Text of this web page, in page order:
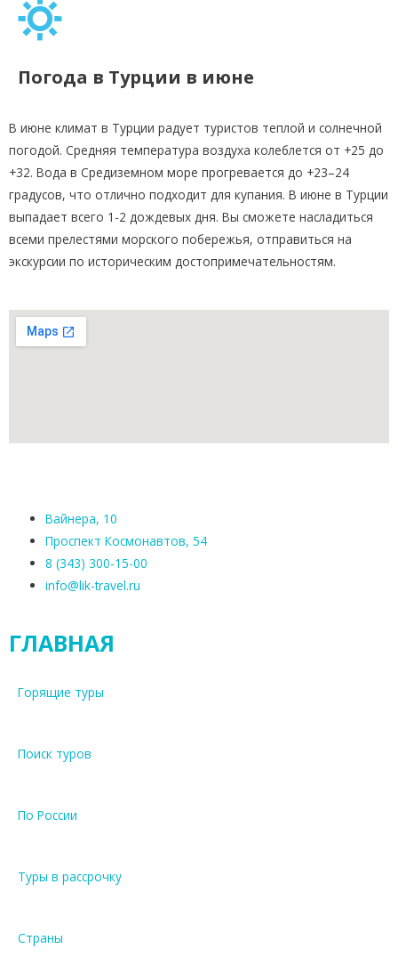
Погода в Турции в июне
В июне климат в Турции радует туристов теплой и солнечной
погодой. Средняя температура воздуха колеблется от +25 до
+32. Вода в Средиземном море прогревается до +23–24
градусов, что отлично подходит для купания. В июне в Турции
выпадает всего 1-2 дождевых дня. Вы сможете насладиться
всеми прелестями морского побережья, отправиться на
экскурсии по историческим достопримечательностям.
Вайнера, 10
Проспект Космонавтов, 54
8 (343) 300-15-00
info@lik-travel.ru
ГЛАВНАЯ
Горящие туры
Поиск туров
По России
Туры в рассрочку
Страны